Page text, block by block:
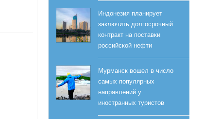
Индонезия планирует
заключить долгосрочный
контракт на поставки
российской нефти
Мурманск вошел в число
самых популярных
направлений у
иностранных туристов